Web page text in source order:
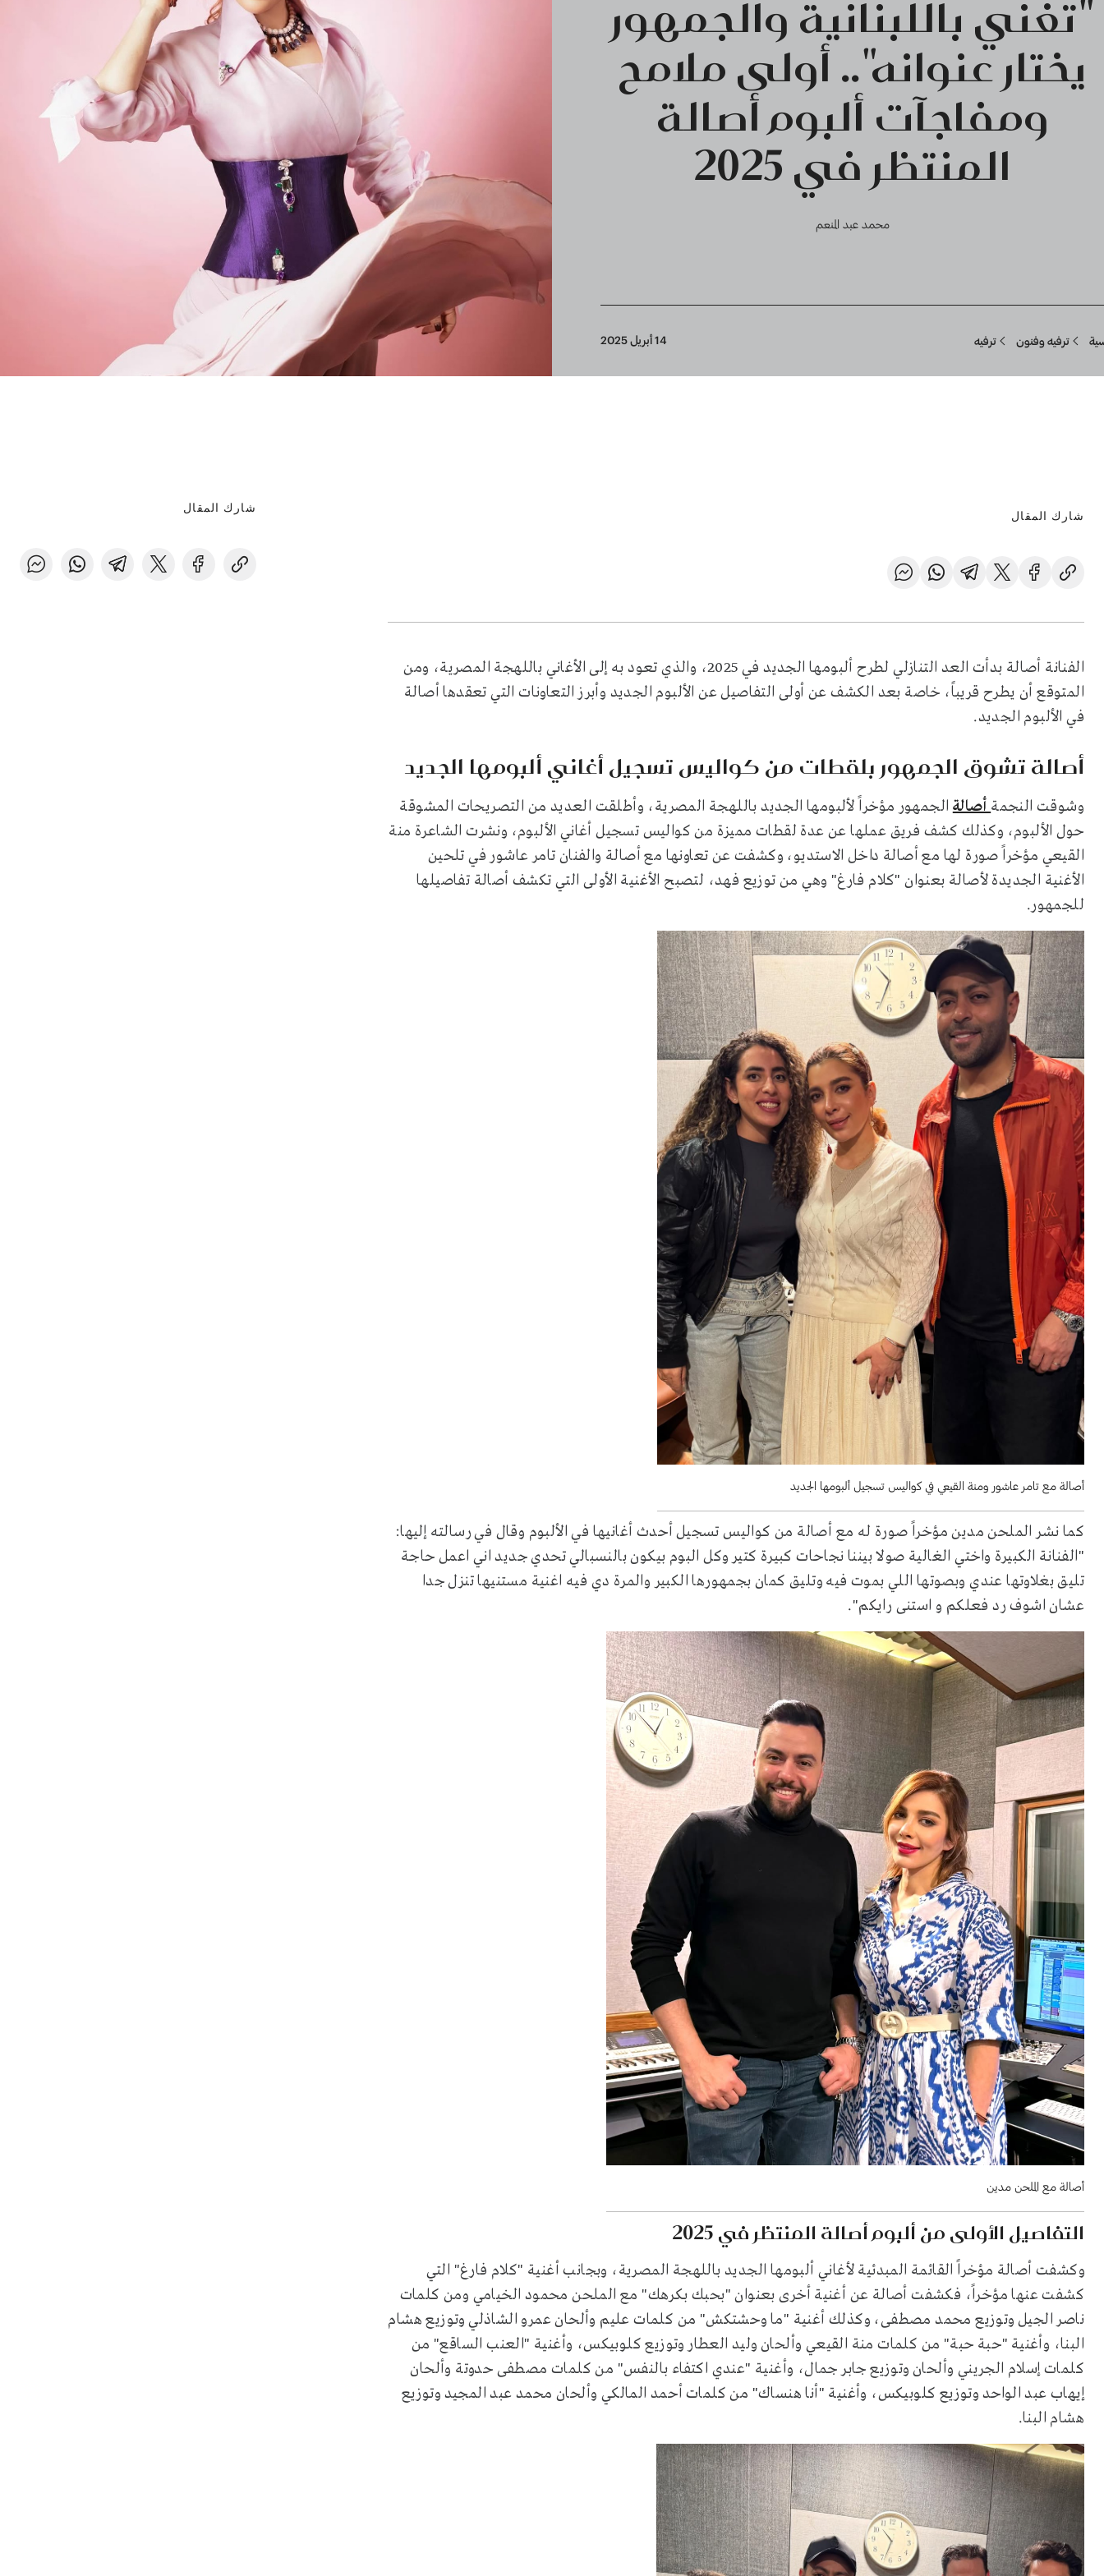
"تغني باللبنانية والجمهور
يختار عنوانه".. أولى ملامح
ومفاجآت ألبوم أصالة
المنتظر في 2025
محمد عبد المنعم
ترفيه وفنون ترفيه 14 أبريل 2025
شارك المقال
الفنانة أصالة بدأت العد التنازلي لطرح ألبومها الجديد في 2025، والذي تعود به إلى الأغاني باللهجة المصرية، ومن
المتوقع أن يطرح قريباً، خاصة بعد الكشف عن أولى التفاصيل عن الألبوم الجديد وأبرز التعاونات التي تعقدها أصالة
في الألبوم الجديد.
أصالة تشوق الجمهور بلقطات من كواليس تسجيل أغاني ألبومها الجديد
وشوقت النجمةأصالةالجمهور مؤخراً لألبومها الجديد باللهجة المصرية، وأطلقت العديد من التصريحات المشوقة
حول الألبوم، وكذلك كشف فريق عملها عن عدة لقطات مميزة من كواليس تسجيل أغاني الألبوم، ونشرت الشاعرة منة
القيعي مؤخراً صورة لها مع أصالة داخل الاستديو، وكشفت عن تعاونها مع أصالة والفنان تامر عاشور في تلحين
الأغنية الجديدة لأصالة بعنوان "كلام فارغ" وهي من توزيع فهد، لتصبح الأغنية الأولى التي تكشف أصالة تفاصيلها
للجمهور.
أصالة مع تامر عاشور ومنة القيعي في كواليس تسجيل ألبومها الجديد
كما نشر الملحن مدين مؤخراً صورة له مع أصالة من كواليس تسجيل أحدث أغانيها في الألبوم وقال في رسالته إليها:
"الفنانة الكبيرة واختي الغالية صولا بيننا نجاحات كبيرة كتير وكل البوم بيكون بالنسبالي تحدي جديد اني اعمل حاجة
تليق بغلاوتها عندي وبصوتها اللي بموت فيه وتليق كمان بجمهورها الكبير والمرة دي فيه اغنية مستنيها تنزل جدا
عشان اشوف رد فعلكم و استنى رايكم".
أصالة مع الملحن مدين
التفاصيل الأولى من ألبوم أصالة المنتظر في 2025
وكشفت أصالة مؤخراً القائمة المبدئية لأغاني ألبومها الجديد باللهجة المصرية، وبجانب أغنية "كلام فارغ" التي
كشفت عنها مؤخراً، فكشفت أصالة عن أغنية أخرى بعنوان "بحبك بكرهك" مع الملحن محمود الخيامي ومن كلمات
ناصر الجيل وتوزيع محمد مصطفى، وكذلك أغنية "ما وحشتكش" من كلمات عليم وألحان عمرو الشاذلي وتوزيع هشام
البنا، وأغنية "حبة حبة" من كلمات منة القيعي وألحان وليد العطار وتوزيع كلوبيكس، وأغنية "العنب الساقع" من
كلمات إسلام الجريني وألحان وتوزيع جابر جمال، وأغنية "عندي اكتفاء بالنفس" من كلمات مصطفى حدوتة وألحان
إيهاب عبد الواحد وتوزيع كلوبيكس، وأغنية "أنا هنساك" من كلمات أحمد المالكي وألحان محمد عبد المجيد وتوزيع
هشام البنا.
شارك المقال